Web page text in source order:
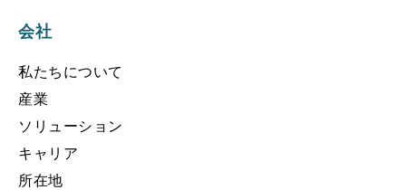
会社
私たちについて
産業
ソリューション
キャリア
所在地